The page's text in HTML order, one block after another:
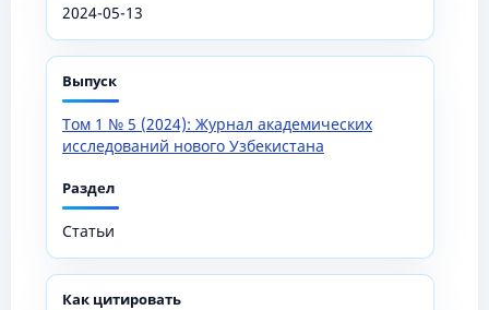
2024-05-13
Выпуск
Том 1 № 5 (2024): Журнал академических
исследований нового Узбекистана
Раздел
Статьи
Как цитировать